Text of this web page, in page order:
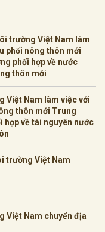
trường Việt Nam làm
phối nông thôn mới
phối hợp về nước
thôn mới
Việt Nam làm việc với
thôn mới Trung
hợp về tài nguyên nước
trường Việt Nam
Việt Nam chuyển địa